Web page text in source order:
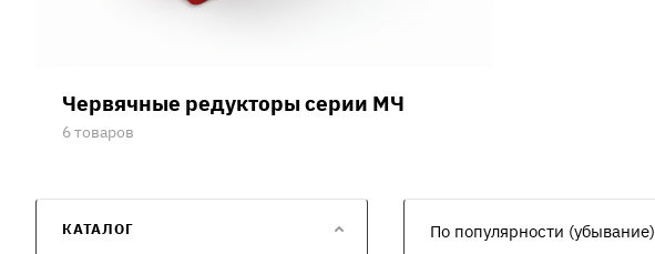
Червячные редукторы серии МЧ
6 товаров
По популярности (убывание)
КАТАЛОГ